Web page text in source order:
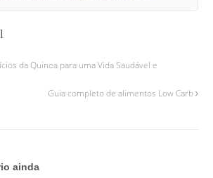
da Quinoa para uma Vida Saudável e
Guia completo de alimentos Low Carb
ainda